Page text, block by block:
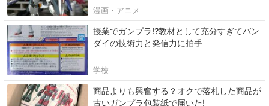
漫画・アニメ
授業でガンプラ⁉教材として充分すぎてバン
ダイの技術力と発信力に拍手
学校
商品よりも興奮する？オクで落札した商品が
古いガンプラ包装紙で届いた!